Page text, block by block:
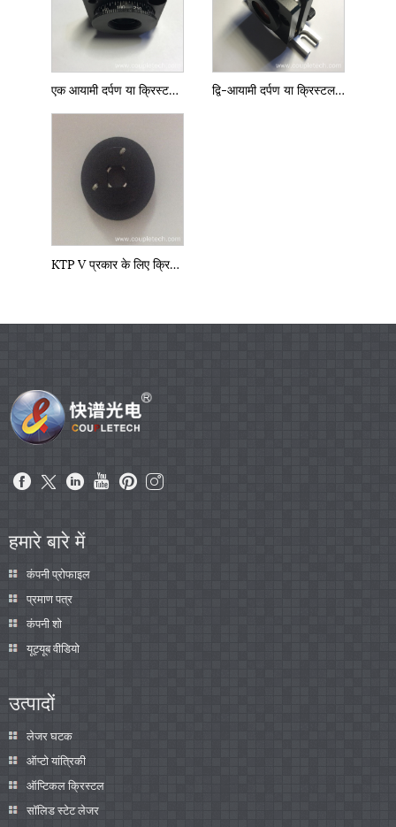
एक आयामी दर्पण या क्रिस्टल माउंट द्वि-आयामी दर्पण या क्रिस्टल माउंट
KTP V प्रकार के लिए क्रिस्टल माउंट
हमारे बारे में
कंपनी प्रोफाइल
प्रमाण पत्र
कंपनी शो
यूट्यूब वीडियो
उत्पादों
लेजर घटक
ऑप्टो यांत्रिकी
ऑप्टिकल क्रिस्टल
सॉलिड स्टेट लेजर